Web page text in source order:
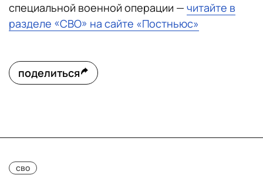
специальной военной операции — читайте в
разделе «СВО» на сайте «Постньюс»
поделиться
сво